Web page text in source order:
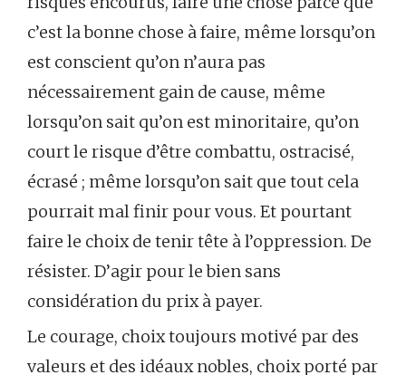
c’est la bonne chose à faire, même lorsqu’on
est conscient qu’on n’aura pas
nécessairement gain de cause, même
lorsqu’on sait qu’on est minoritaire, qu’on
court le risque d’être combattu, ostracisé,
écrasé ; même lorsqu’on sait que tout cela
pourrait mal finir pour vous. Et pourtant
faire le choix de tenir tête à l’oppression. De
résister. D’agir pour le bien sans
considération du prix à payer.
Le courage, choix toujours motivé par des
valeurs et des idéaux nobles, choix porté par